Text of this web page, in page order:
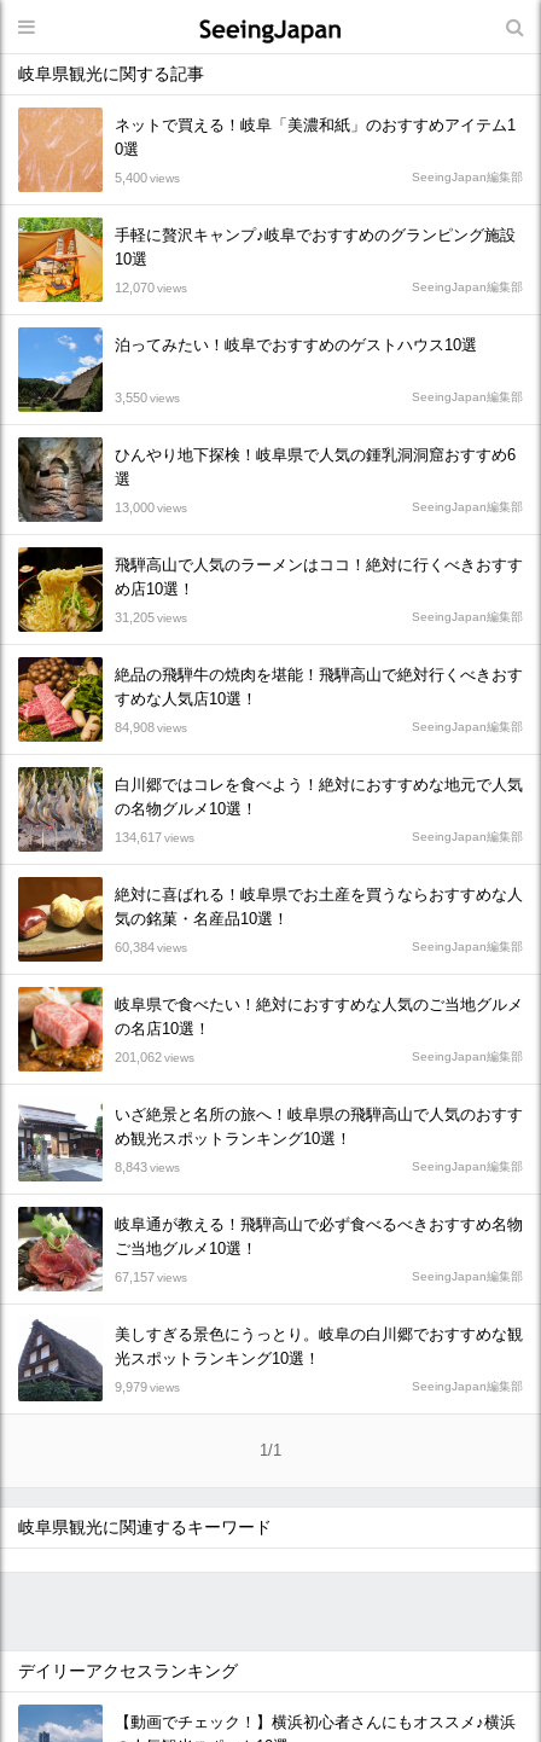
岐阜県観光に関する記事
ネットで買える！岐阜「美濃和紙」のおすすめアイテム1
0選
5,400views SeeingJapan編集部
手軽に贅沢キャンプ♪岐阜でおすすめのグランピング施設
10選
12,070views SeeingJapan編集部
泊ってみたい！岐阜でおすすめのゲストハウス10選
3,550views SeeingJapan編集部
ひんやり地下探検！岐阜県で人気の鍾乳洞洞窟おすすめ6
選
13,000views SeeingJapan編集部
飛騨高山で人気のラーメンはココ！絶対に行くべきおすす
め店10選！
31,205views SeeingJapan編集部
絶品の飛騨牛の焼肉を堪能！飛騨高山で絶対行くべきおす
すめな人気店10選！
84,908views SeeingJapan編集部
白川郷ではコレを食べよう！絶対におすすめな地元で人気
の名物グルメ10選！
134,617views SeeingJapan編集部
絶対に喜ばれる！岐阜県でお土産を買うならおすすめな人
気の銘菓・名産品10選！
60,384views SeeingJapan編集部
岐阜県で食べたい！絶対におすすめな人気のご当地グルメ
の名店10選！
201,062views SeeingJapan編集部
いざ絶景と名所の旅へ！岐阜県の飛騨高山で人気のおすす
め観光スポットランキング10選！
8,843views SeeingJapan編集部
岐阜通が教える！飛騨高山で必ず食べるべきおすすめ名物
ご当地グルメ10選！
67,157views SeeingJapan編集部
美しすぎる景色にうっとり。岐阜の白川郷でおすすめな観
光スポットランキング10選！
9,979views SeeingJapan編集部
1/1
岐阜県観光に関連するキーワード
デイリーアクセスランキング
【動画でチェック！】横浜初心者さんにもオススメ♪横浜